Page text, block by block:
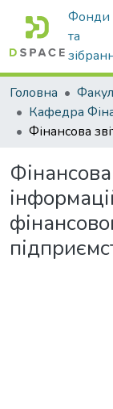
Фонди
та
Головна